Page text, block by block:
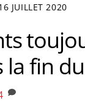
JUILLET 2020
la fin